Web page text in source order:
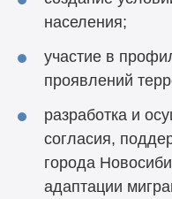
населения;
участие в
проявлений
разработка и
согласия,
города
адаптации